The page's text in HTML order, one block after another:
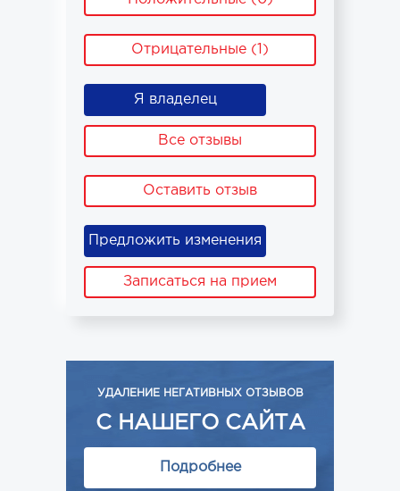
Отрицательные (1)
Я владелец
Все отзывы
Оставить отзыв
Предложить изменения
Записаться на прием
УДАЛЕНИЕ НЕГАТИВНЫХ ОТЗЫВОВ
С НАШЕГО САЙТА
Подробнее